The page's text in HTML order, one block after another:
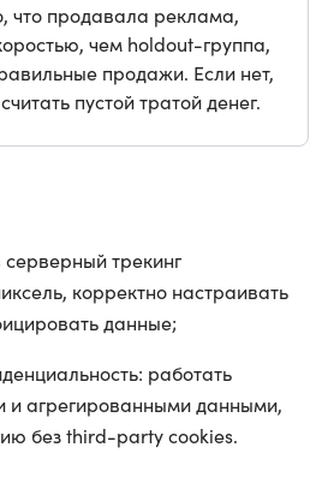
что продавала реклама,
чем holdout-группа,
продажи. Если нет,
пустой тратой денег.
серверный трекинг
корректно настраивать
данные;
работать
и агрегированными данными,
без third-party cookies.